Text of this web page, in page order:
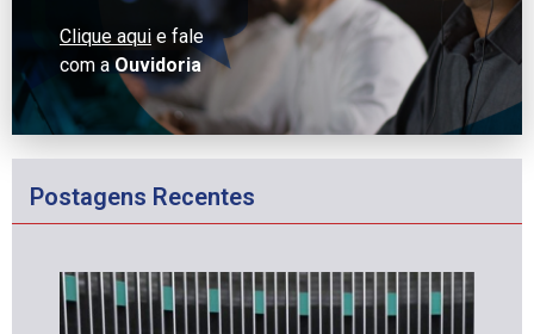
Clique aqui e fale
com aOuvidoria
Postagens Recentes